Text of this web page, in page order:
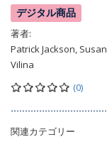
デジタル商品
著者:
Patrick Jackson,
Vilina
(0)
関連カテゴリー